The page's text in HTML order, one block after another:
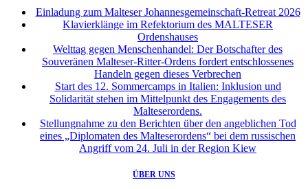
Einladung zum Malteser Johannesgemeinschaft-Retreat 2026
Klavierklänge im Refektorium des MALTESER
Ordenshauses
Welttag gegen Menschenhandel: Der Botschafter des
Souveränen Malteser-Ritter-Ordens fordert entschlossenes
Handeln gegen dieses Verbrechen
Start des 12. Sommercamps in Italien: Inklusion und
Solidarität stehen im Mittelpunkt des Engagements des
Malteserordens.
Stellungnahme zu den Berichten über den angeblichen Tod
eines „Diplomaten des Malteserordens“ bei dem russischen
Angriff vom 24. Juli in der Region Kiew
ÜBER UNS